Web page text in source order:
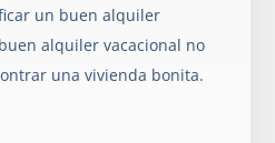
un buen alquiler
alquiler vacacional no
una vivienda bonita.